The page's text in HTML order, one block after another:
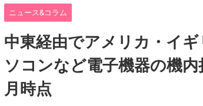
ニュース&コラム
中東経由でアメリカ・イ
ソコンなど電子機器の機
月時点